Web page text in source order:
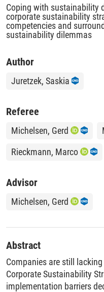
Coping with sustainability
corporate sustainability
competencies and
sustainability dilemmas
Author
Juretzek, Saskia
Referee
Michelsen, Gerd
Rieckmann, Marco
Advisor
Michelsen, Gerd
Abstract
Companies are still
Corporate Sustainability
implementation barriers